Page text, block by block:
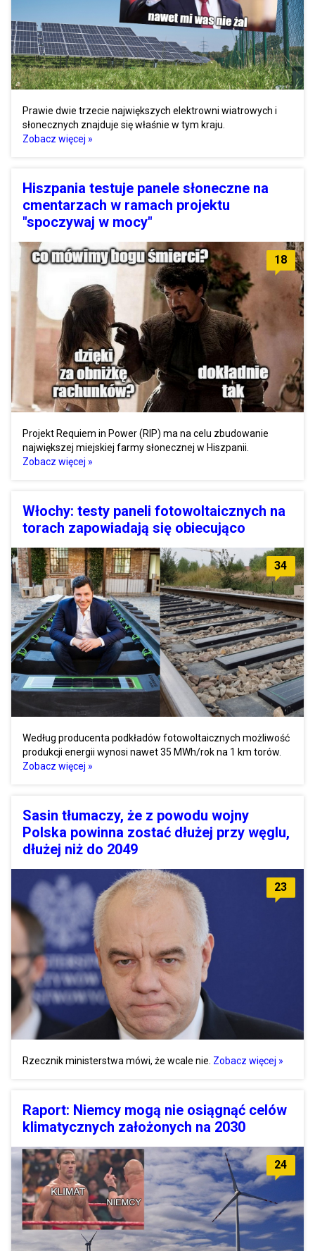
Prawie dwie trzecie największych elektrowni wiatrowych i
słonecznych znajduje się właśnie w tym kraju.
Zobacz więcej »
Hiszpania testuje panele słoneczne na
cmentarzach w ramach projektu
"spoczywaj w mocy"
18
Projekt Requiem in Power (RIP) ma na celu zbudowanie
największej miejskiej farmy słonecznej w Hiszpanii.
Zobacz więcej »
Włochy: testy paneli fotowoltaicznych na
torach zapowiadają się obiecująco
34
Według producenta podkładów fotowoltaicznych możliwość
produkcji energii wynosi nawet 35 MWh/rok na 1 km torów.
Zobacz więcej »
Sasin tłumaczy, że z powodu wojny
Polska powinna zostać dłużej przy węglu,
dłużej niż do 2049
23
Rzecznik ministerstwa mówi, że wcale nie. Zobacz więcej »
Raport: Niemcy mogą nie osiągnąć celów
klimatycznych założonych na 2030
24